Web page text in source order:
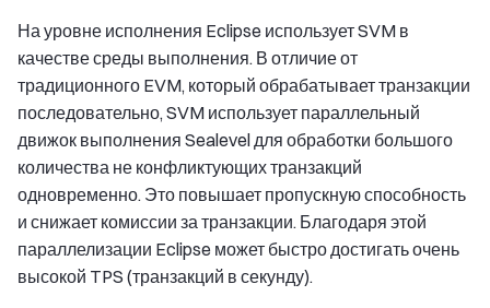
На уровне исполнения Eclipse использует SVM в
качестве среды выполнения. В отличие от
традиционного EVM, который обрабатывает транзакции
последовательно, SVM использует параллельный
движок выполнения Sealevel для обработки большого
количества не конфликтующих транзакций
одновременно. Это повышает пропускную способность
и снижает комиссии за транзакции. Благодаря этой
параллелизации Eclipse может быстро достигать очень
высокой TPS (транзакций в секунду).